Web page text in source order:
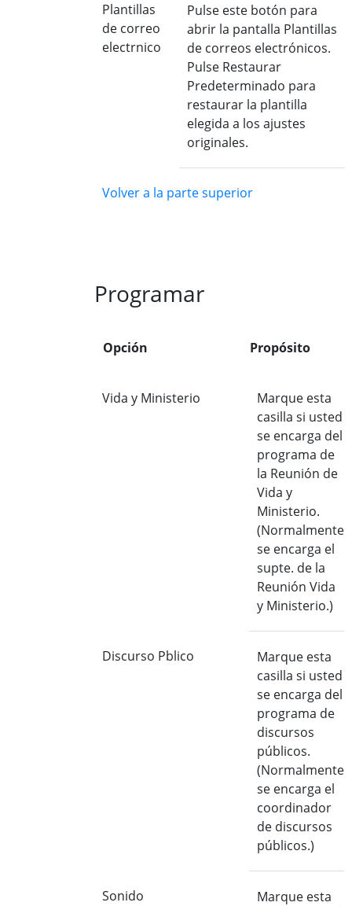
Plantillas
de correo
electrnico
Pulse este botón para
abrir la pantalla Plantillas
de correos electrónicos.
Pulse Restaurar
Predeterminado para
restaurar la plantilla
elegida a los ajustes
originales.
Volver a la parte superior
Programar
Opción Propósito
Vida y Ministerio
Marque esta
casilla si usted
se encarga del
programa de
la Reunión de
Vida y
Ministerio.
(Normalmente
se encarga el
supte. de la
Reunión Vida
y Ministerio.)
Discurso Pblico
Marque esta
casilla si usted
se encarga del
programa de
discursos
públicos.
(Normalmente
se encarga el
coordinador
de discursos
públicos.)
Sonido
Marque esta